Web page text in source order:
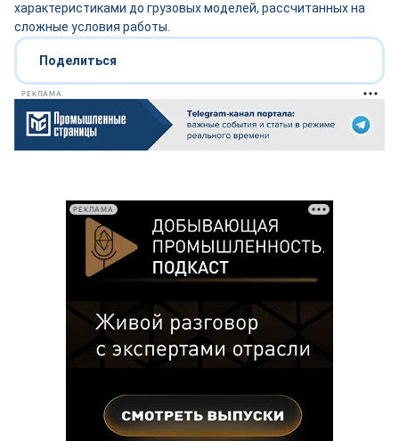
характеристиками до грузовых моделей, рассчитанных на
сложные условия работы.
Поделиться
РЕКЛАМА
РЕКЛАМА